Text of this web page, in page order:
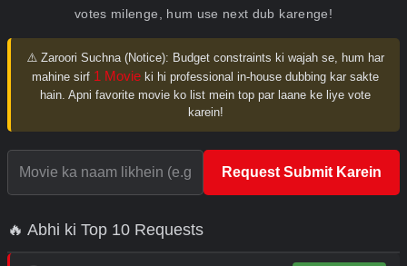
votes milenge, hum use next dub karenge!
⚠️ Zaroori Suchna (Notice): Budget constraints ki wajah se, hum har
mahine sirf 1 Movie ki hi professional in-house dubbing kar sakte
hain. Apni favorite movie ko list mein top par laane ke liye vote
karein!
Request Submit Karein
🔥 Abhi ki Top 10 Requests